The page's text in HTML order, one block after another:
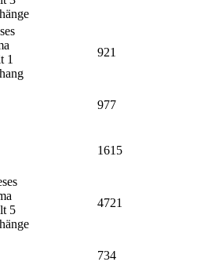
921
977
1615
4721
734